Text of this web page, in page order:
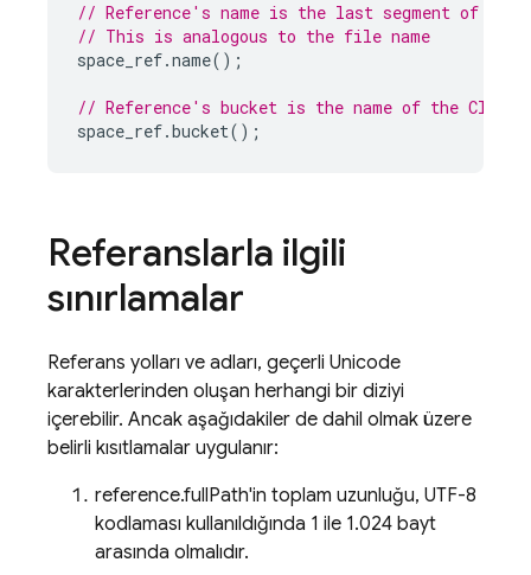
// Reference's name is the last segment of
// This is analogous to the file name
space_ref.name();
// Reference's bucket is the name of the Cloud
space_ref.bucket();
Referanslarla ilgili
sınırlamalar
Referans yolları ve adları, geçerli Unicode
karakterlerinden oluşan herhangi bir diziyi
içerebilir. Ancak aşağıdakiler de dahil olmak üzere
belirli kısıtlamalar uygulanır:
reference.fullPath'in toplam uzunluğu, UTF-8
kodlaması kullanıldığında 1 ile 1.024 bayt
arasında olmalıdır.